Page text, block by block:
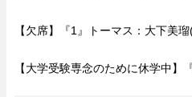
【欠席】『1』トーマス：大下美
【大学受験専念のために休学中